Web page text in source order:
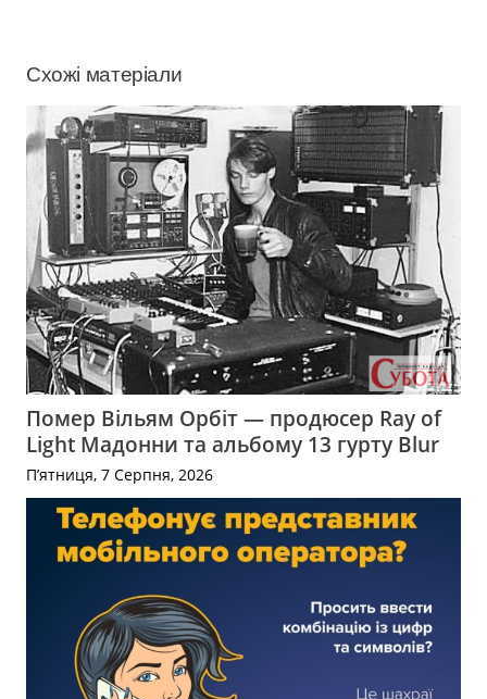
Схожі матеріали
Помер Вільям Орбіт — продюсер Ray of
Light Мадонни та альбому 13 гурту Blur
П’ятниця, 7 Серпня, 2026